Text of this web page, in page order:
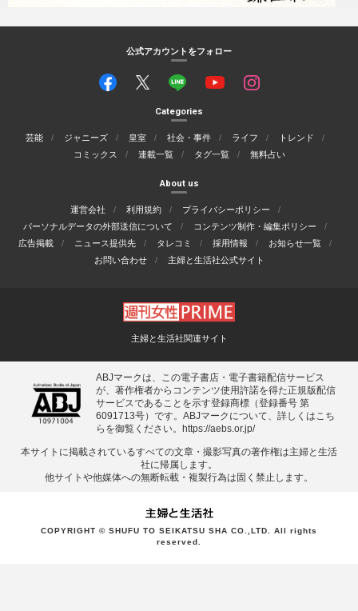
公式アカウントをフォロー
Categories
芸能 ジャニーズ 皇室 社会・事件 ライフ
トレンド
コミックス
連載一覧 タグ一覧 無料占い
About us
運営会社 利用規約
プライバシーポリシー
パーソナルデータの外部送信について
コンテンツ制作・編集ポリシー
広告掲載
ニュース提供先 タレコミ 採用情報
お知らせ一覧
お問い合わせ
主婦と生活社公式サイト
主婦と生活社関連サイト
ABJマークは、この電子書店・電子書籍配信サービス
が、著作権者からコンテンツ使用許諾を得た正規版配信
サービスであることを示す登録商標（登録番号 第
6091713号）です。ABJマークについて、詳しくはこち
らを御覧ください。
https://aebs.or.jp/
本サイトに掲載されているすべての⽂章・撮影写真の著作権は主婦と⽣活
社に帰属します。
他サイトや他媒体への無断転載・複製⾏為は固く禁⽌します。
COPYRIGHT © SHUFU TO SEIKATSU SHA CO.,LTD. All rights
reserved.